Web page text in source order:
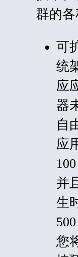
群的各
可
统
应
器
自
应
并
生
您